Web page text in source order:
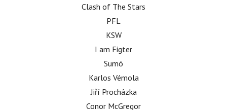
Clash of The Stars
PFL
KSW
I am Figter
Sumó
Karlos Vémola
Jiří Procházka
Conor McGregor